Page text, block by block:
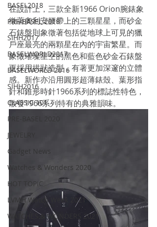
BASEL2018
PRE-BASEL 2018
SIHH2017
BASELWORLD2017
BASELWORLD 2016
SIHH2016
CLASSIC 101
PRE-BASEL 2020
JEWELRY
Gadget News
Watches & Wonders 2020
HOT TOPIC
LVMH Watch Week 2021
WATCHES & WONDERS 2021
在設計上，三款全新1966 Orion腕錶象
徵著奧利安腰帶上的三顆星星，而砂金
石錶盤則象徵著包括從地球上可見的獵
戶座最亮的兩顆星在內的宇宙繁星。而
象徵璀璨星空的黑色和藍色砂金石錶盤
更採用拱狀造型，有著更加深邃的立體
感。新作亦沿用圓形超薄錶殼、葉形指
針和錐形時針1966系列的標誌性特色，
散發1966系列特有的典雅韻味。